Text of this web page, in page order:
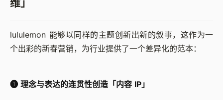
维」
lululemon 能够以同样的主题创新出新的叙事，这作为一
个出彩的新春营销，为行业提供了一个差异化的范本：
➊ 理念与表达的连贯性创造「内容 IP」